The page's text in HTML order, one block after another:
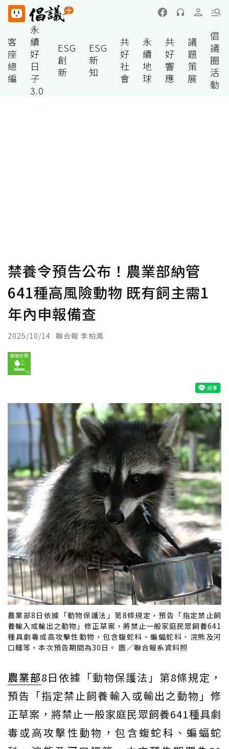
客
座
總
編
永
續
好
日
子
3.0
ESG
創
新
ESG
新
知
共
好
社
會
永
續
地
球
共
好
響
應
議
題
策
展
倡
議
圈
活
動
禁養令預告公布！農業部納管
641種高風險動物 既有飼主需1
年內申報備查
2025/10/14 聯合報 李柏澔
農業部8日依據「動物保護法」第8條規定，預告「指定禁止飼
養輸入或輸出之動物」修正草案，將禁止一般家庭民眾飼養641
種具劇毒或高攻擊性動物，包含蝮蛇科、蝙蝠蛇科、浣熊及河
口鱷等，本次預告期間為30日。 圖／聯合報系資料照
農業部8日依據「動物保護法」第8條規定，
預告「指定禁止飼養輸入或輸出之動物」修
正草案，將禁止一般家庭民眾飼養641種具劇
毒或高攻擊性動物，包含蝮蛇科、蝙蝠蛇